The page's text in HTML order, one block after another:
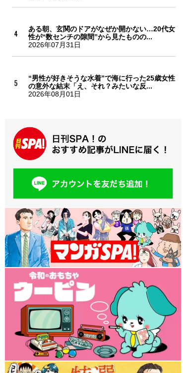
ある朝、玄関のドアがなぜか開かない…20代女
性が“数センチの隙間”から見たものの...
2026年07月31日
“男性が好きそうな水着”で海に行った25歳女性
の意外な結末「え、それ？みたいな反...
2026年08月01日